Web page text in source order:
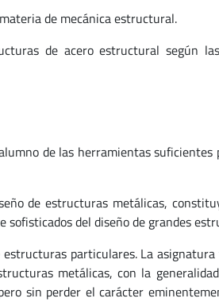
de mecánica estructural.
de acero estructural según
de las herramientas suficientes
de estructuras metálicas,
del diseño de grandes
particulares. La
metálicas, con la
sin perder el carácter